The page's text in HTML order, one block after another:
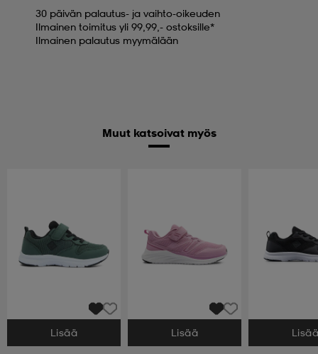
30 päivän palautus- ja vaihto-oikeuden
Ilmainen toimitus yli 99,99,- ostoksille*
Ilmainen palautus myymälään
Muut katsoivat myös
Valitse Koko
Lisää Valitse Koko
Lisää Valitse Koko